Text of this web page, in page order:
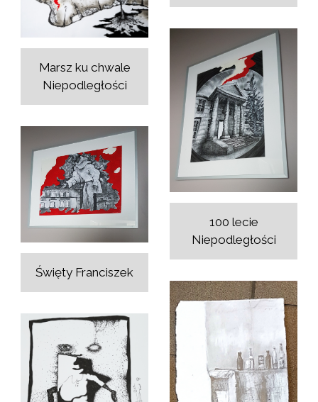
Marsz ku chwale
Niepodległości
100 lecie
Niepodległości
Święty Franciszek